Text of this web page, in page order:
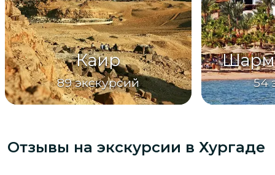
Каир
89 экскурсий 54
Отзывы на экскурсии в Хургаде